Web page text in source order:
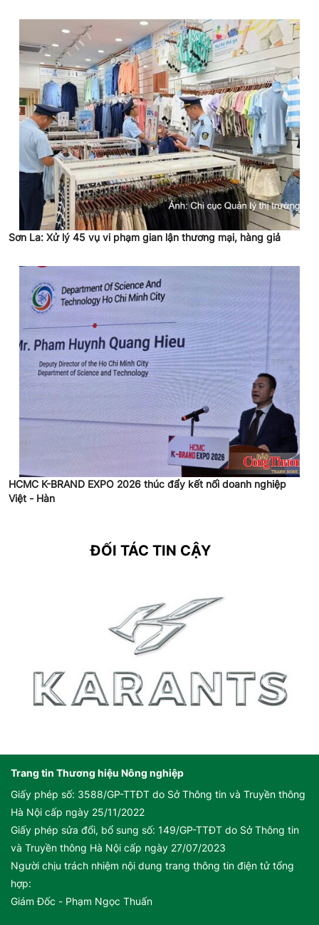
Sơn La: Xử lý 45 vụ vi phạm gian lận thương mại, hàng giả
HCMC K-BRAND EXPO 2026 thúc đẩy kết nối doanh nghiệp
Việt - Hàn
ĐỐI TÁC TIN CẬY
Trang tin Thương hiệu Nông nghiệp
Giấy phép số: 3588/GP-TTĐT do Sở Thông tin và Truyền thông
Hà Nội cấp ngày 25/11/2022
Giấy phép sửa đổi, bổ sung số: 149/GP-TTĐT do Sở Thông tin
và Truyền thông Hà Nội cấp ngày 27/07/2023
Người chịu trách nhiệm nội dung trang thông tin điện tử tổng
hợp:
Giám Đốc - Phạm Ngọc Thuấn